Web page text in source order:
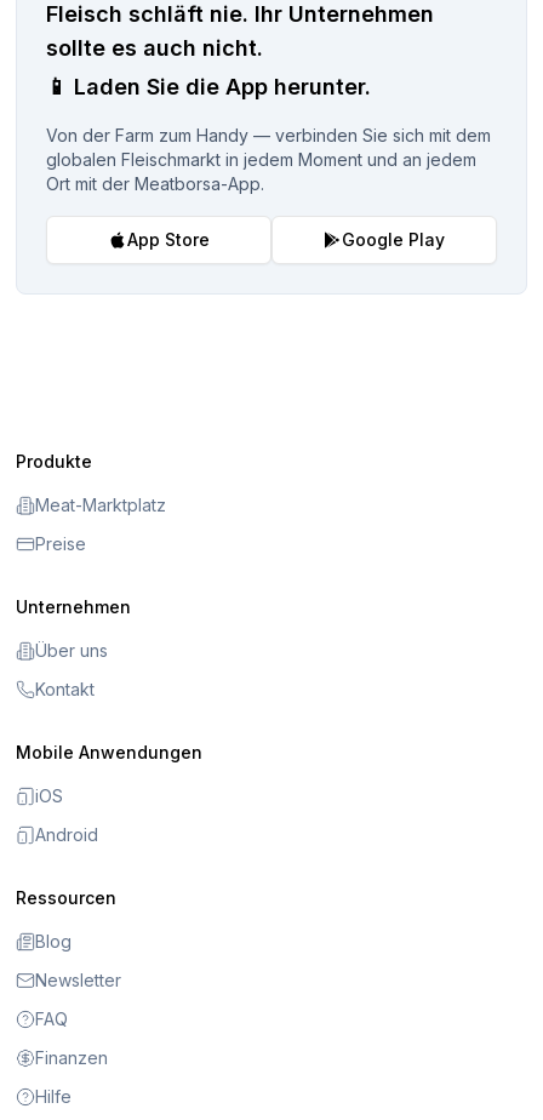
Fleisch schläft nie. Ihr Unternehmen
sollte es auch nicht.
📱 Laden Sie die App herunter.
Von der Farm zum Handy — verbinden Sie sich mit dem
globalen Fleischmarkt in jedem Moment und an jedem
Ort mit der Meatborsa-App.
App Store Google Play
Produkte
Meat-Marktplatz
Preise
Unternehmen
Über uns
Kontakt
Mobile Anwendungen
iOS
Android
Ressourcen
Blog
Newsletter
FAQ
Finanzen
Hilfe